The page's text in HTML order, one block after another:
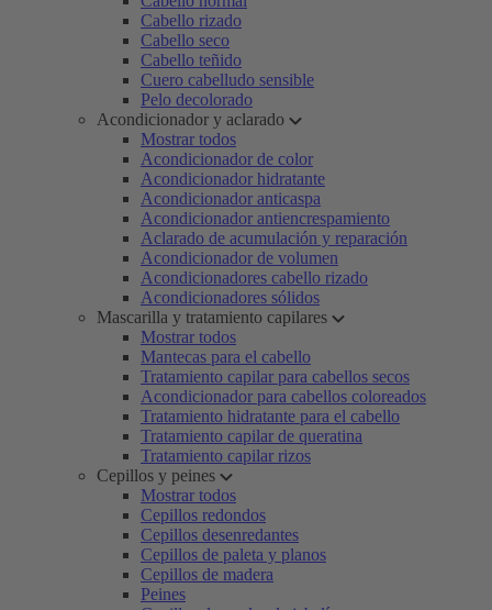
Cabello rizado
Cabello seco
Cabello teñido
Cuero cabelludo sensible
Pelo decolorado
Acondicionador y aclarado
Mostrar todos
Acondicionador de color
Acondicionador hidratante
Acondicionador anticaspa
Acondicionador antiencrespamiento
Aclarado de acumulación y reparación
Acondicionador de volumen
Acondicionadores cabello rizado
Acondicionadores sólidos
Mascarilla y tratamiento capilares
Mostrar todos
Mantecas para el cabello
Tratamiento capilar para cabellos secos
Acondicionador para cabellos coloreados
Tratamiento hidratante para el cabello
Tratamiento capilar de queratina
Tratamiento capilar rizos
Cepillos y peines
Mostrar todos
Cepillos redondos
Cepillos desenredantes
Cepillos de paleta y planos
Cepillos de madera
Peines